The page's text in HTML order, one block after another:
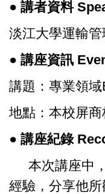
● 講者資料
淡江大學運輸
● 講座資訊
講題：專業領
地點：本校屏
● 講座紀錄
本次講座中
經驗，分享他